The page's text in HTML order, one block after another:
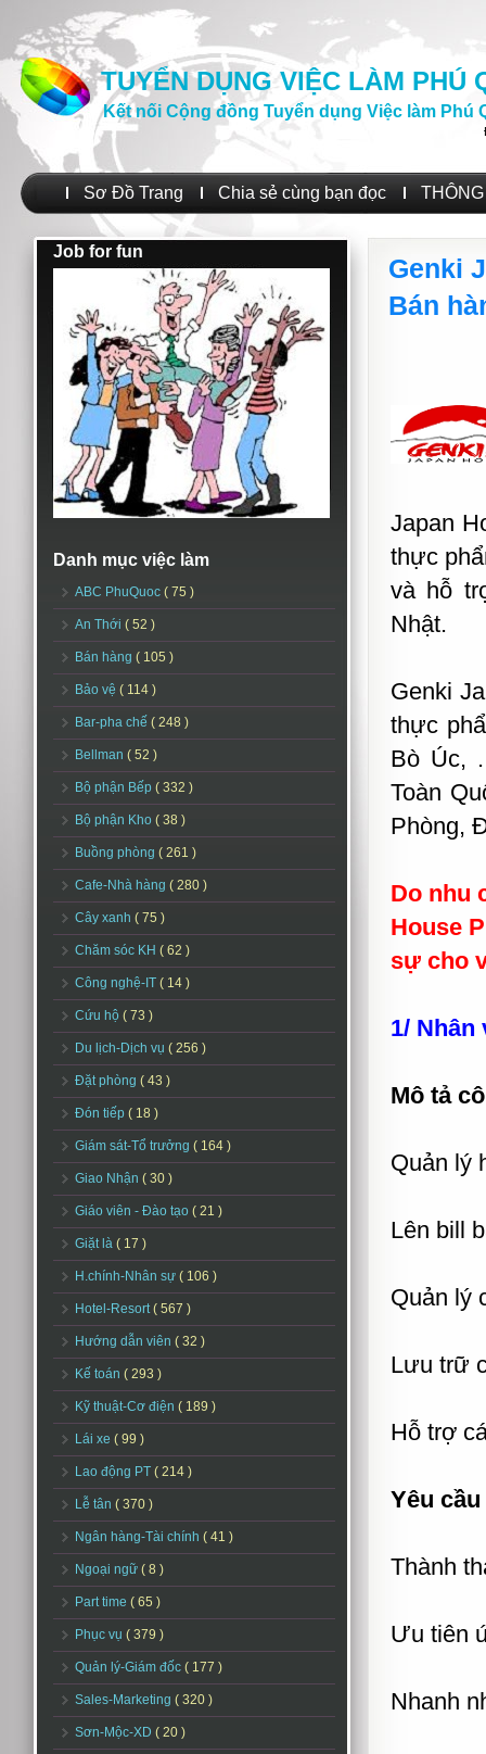
TUYỂN DỤNG VIỆC LÀM PHÚ
Kết nối Cộng đồng Tuyển dụng Việc làm Phú
Sơ Đồ Trang Chia sẻ cùng bạn đọc
Job for fun
Danh mục việc làm
ABC PhuQuoc ( 75 )
An Thới ( 52 )
Bán hàng ( 105 )
Bảo vệ ( 114 )
Bar-pha chế ( 248 )
Bellman ( 52 )
Bộ phận Bếp ( 332 )
Bộ phận Kho ( 38 )
Buồng phòng ( 261 )
Cafe-Nhà hàng ( 280 )
Cây xanh ( 75 )
Chăm sóc KH ( 62 )
Công nghệ-IT ( 14 )
Cứu hộ ( 73 )
Du lịch-Dịch vụ ( 256 )
Đặt phòng ( 43 )
Đón tiếp ( 18 )
Giám sát-Tổ trưởng ( 164 )
Giao Nhận ( 30 )
Giáo viên - Đào tạo ( 21 )
Giặt là ( 17 )
H.chính-Nhân sự ( 106 )
Hotel-Resort( 567 )
Hướng dẫn viên ( 32 )
Kế toán ( 293 )
Kỹ thuật-Cơ điện ( 189 )
Lái xe ( 99 )
Lao động PT ( 214 )
Lễ tân ( 370 )
Ngân hàng-Tài chính ( 41 )
Ngoại ngữ ( 8 )
Part time ( 65 )
Phục vụ ( 379 )
Quản lý-Giám đốc ( 177 )
Sales-Marketing ( 320 )
Sơn-Mộc-XD ( 20 )
Genki
Bán
Japan
thực
và hỗ
Nhật.
Genki
thực
Bò Úc,
Toàn
Phòng,
Do nhu
House
sự cho
1/ Nhân
Mô tả
Quản lý
Lên bill
Quản lý
Lưu trữ
Hỗ trợ
Yêu
Thành
Ưu tiên
Nhanh